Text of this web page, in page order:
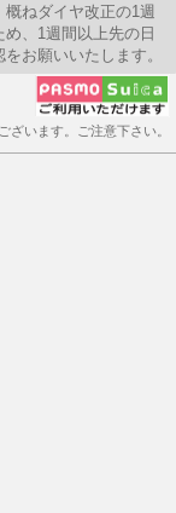
ねダイヤ改正の1週
、1週間以上先の日
お願いいたします。
います。ご注意下さい。